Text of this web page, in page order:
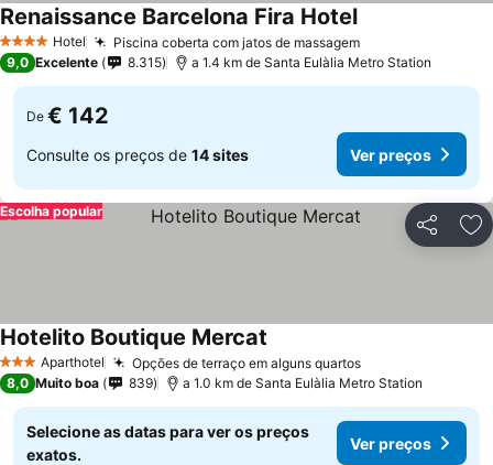
4 EstrelasHotel Piscina coberta com jatos de massagemVer preços
Renaissance Barcelona Fira HotelVer preços
9,0 Excelente 8.315 a 1.4 km de Santa Eulàlia Metro Station
De € 142
Consulte os preços de 14 sites Ver preços
Partilhar
Escolha popular
3 EstrelasAparthotel Opções de terraço em alguns quartosVer preços
Hotelito Boutique Mercat
8,0 Muito boa 839 a 1.0 km de Santa Eulàlia Metro Station
Selecione as datas para ver os preços
exatos.
Ver preços